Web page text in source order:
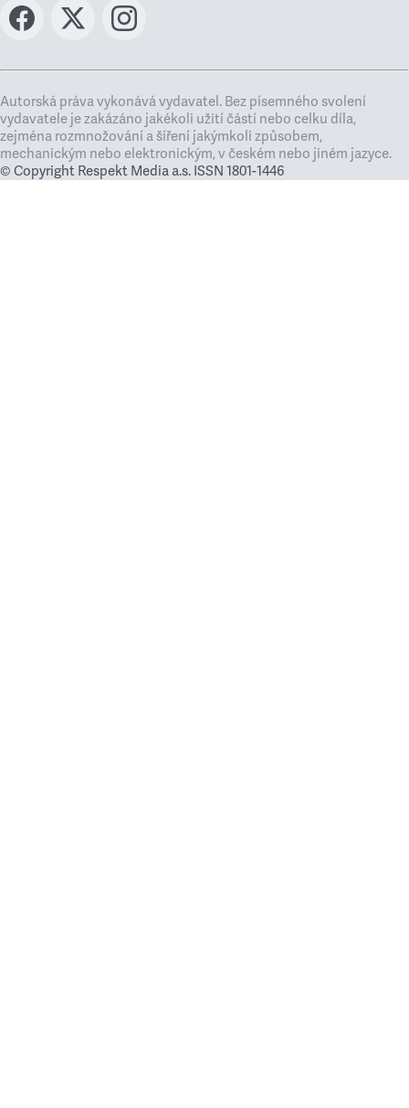
Autorská práva vykonává vydavatel. Bez písemného svolení
vydavatele je zakázáno jakékoli užití částí nebo celku díla,
zejména rozmnožování a šíření jakýmkoli způsobem,
mechanickým nebo elektronickým, v českém nebo jiném jazyce.
© Copyright Respekt Media a.s. ISSN 1801-1446